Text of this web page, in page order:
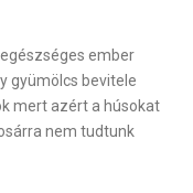
ember
gyümölcs bevitele
mert azért a húsokat
nem tudtunk